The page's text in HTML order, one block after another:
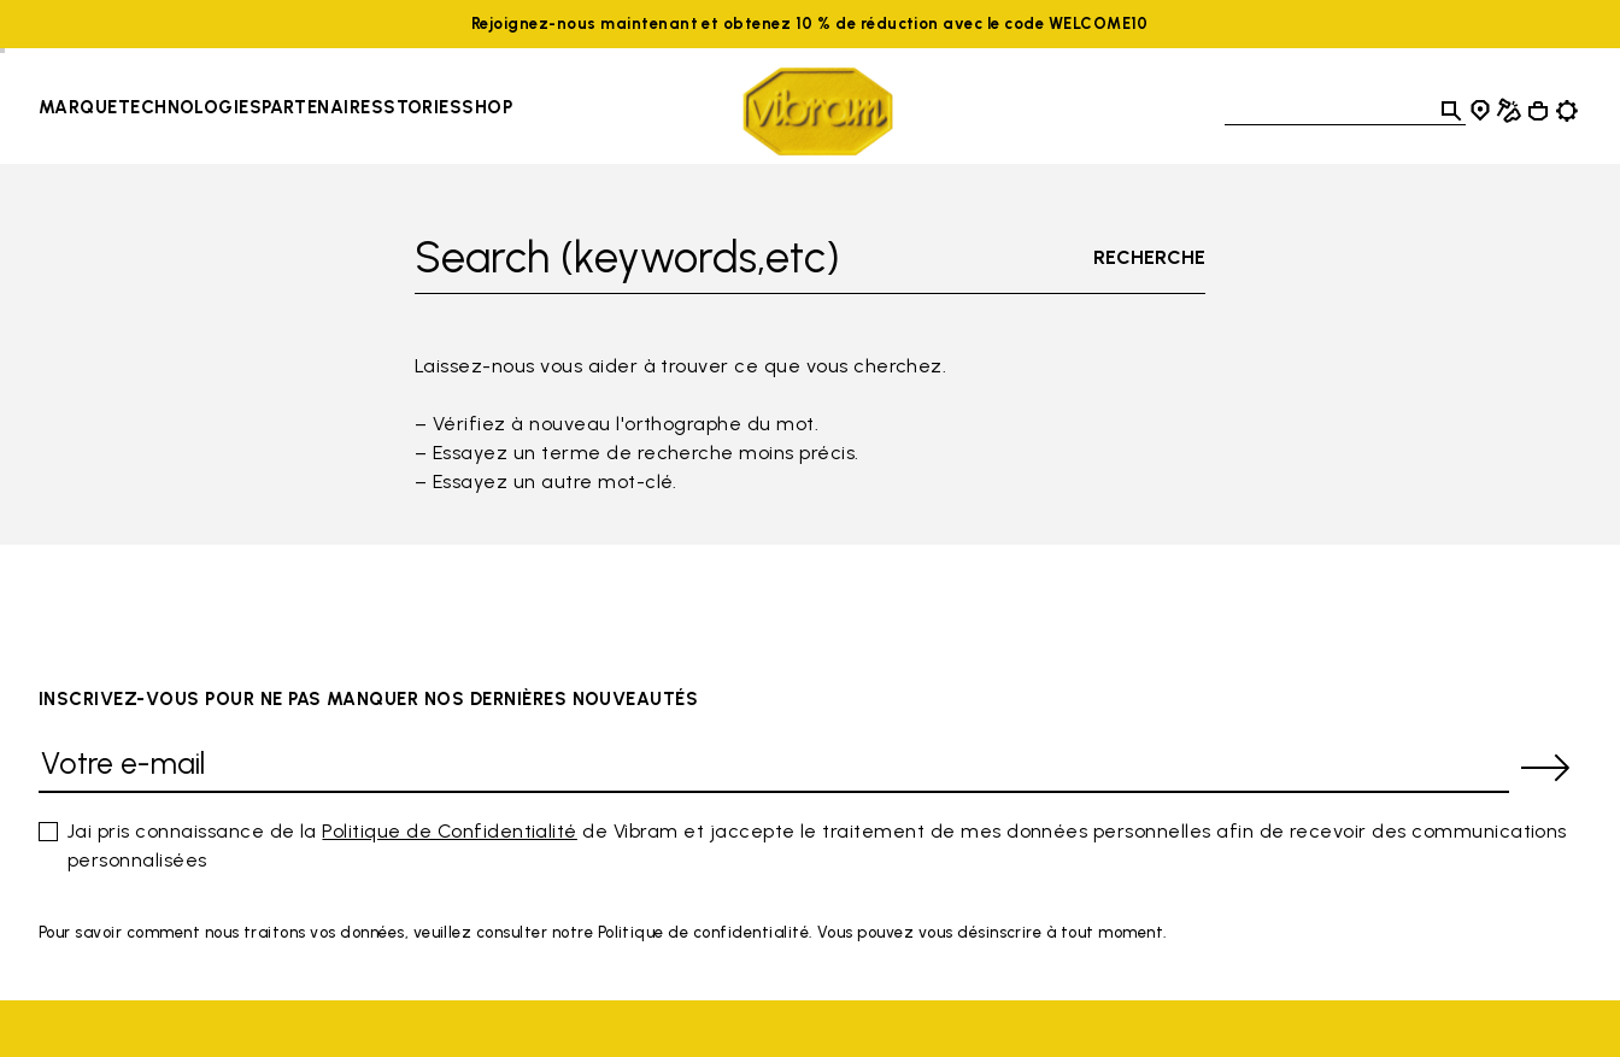
Rejoignez-nous maintenant et obtenez 10 % de réduction avec le code WELCOME10
MARQUETECHNOLOGIESPARTENAIRESSTORIESSHOP
Search (keywords,etc) RECHERCHE
Laissez-nous vous aider à trouver ce que vous cherchez.
– Vérifiez à nouveau l'orthographe du mot.
– Essayez un terme de recherche moins précis.
– Essayez un autre mot-clé.
INSCRIVEZ-VOUS POUR NE PAS MANQUER NOS DERNIÈRES NOUVEAUTÉS
Jai pris connaissance de laPolitique de Confidentialité de Vibram et jaccepte le traitement de mes données personnelles afin de recevoir des communications
personnalisées
Pour savoir comment nous traitons vos données, veuillez consulter notre Politique de confidentialité. Vous pouvez vous désinscrire à tout moment.